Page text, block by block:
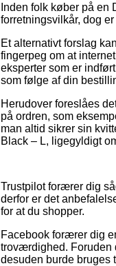
Inden folk køber på
forretningsvilkår, dog
Et alternativt forslag
fingerpeg om at
eksperter som er
som følge af din
Herudover foreslåes
på ordren, som
man altid sikrer sin
Black – L, ligegyldigt
Trustpilot forærer dig
derfor er det
for at du shopper.
Facebook forærer dig
troværdighed. Foruden
desuden burde bruges